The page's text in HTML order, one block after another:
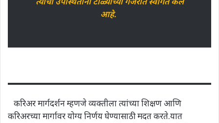
आहे.
करिअर मार्गदर्शन म्हणजे व्यक्तीला त्यांच्या शिक्षण आणि
करिअरच्या मार्गावर योग्य निर्णय घेण्यासाठी मदत करते.यात